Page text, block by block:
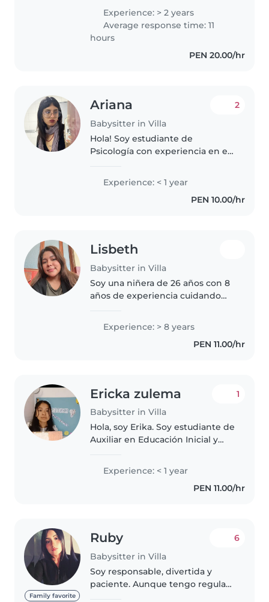
experiencia cuidando niños de
todas las edades. Estoy
certificada en primeros auxilios y
me encanta..
Experience: > 2 years
Average response time: 11
hours
PEN 20.00/hr
Ariana
Babysitter in Villa
2
Hola! Soy estudiante de
Psicología con experiencia en el
niños en entornos educativos.
Responsable, paciente y
empática, con habilidades para
Experience: < 1 year
PEN 10.00/hr
Lisbeth
Babysitter in Villa
Soy una niñera de 26 años con 8
años de experiencia cuidando
inglés con fluidez y tengo una
amplia gama de habilidades,
Experience: > 8 years
PEN 11.00/hr
Ericka zulema
Babysitter in Villa
1
Hola, soy Erika. Soy estudiante de
Auxiliar en Educación Inicial y
Estimulación Temprana. Mi
servicio de los domingos incluye
una sesión de estimulación de..
Experience: < 1 year
PEN 11.00/hr
Family favorite
Ruby
Babysitter in Villa
6
Soy responsable, divertida y
paciente. Aunque tengo regular